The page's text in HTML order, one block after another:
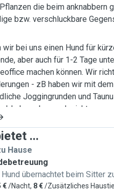
die beim anknabbern
bzw. verschluckbare
wir bei uns einen Hund für
aber auch für 1-2 Tage
machen können. Wir
- zB haben wir mit
Joggingrunden und
haben aber auch nichts
...
Hause
Hund übernachtet beim Sitter
€/Nacht, 8 €/Zusätzliches